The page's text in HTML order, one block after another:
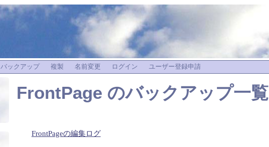
バックアップ 複製 名前変更 ログイン ユーザー登録申請
FrontPageのバックアップ一覧
FrontPageの編集ログ